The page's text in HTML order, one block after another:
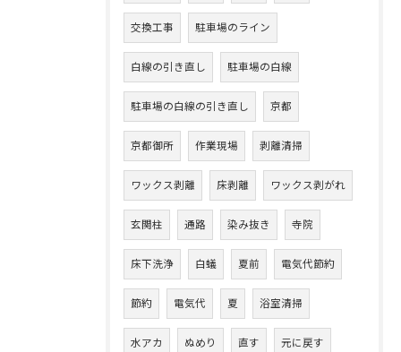
交換工事 駐車場のライン
白線の引き直し 駐車場の白線
駐車場の白線の引き直し 京都
京都御所 作業現場 剥離清掃
ワックス剥離 床剥離 ワックス剥がれ
玄関柱 通路 染み抜き 寺院
床下洗浄 白蟻 夏前 電気代節約
節約 電気代 夏 浴室清掃
水アカ ぬめり 直す 元に戻す